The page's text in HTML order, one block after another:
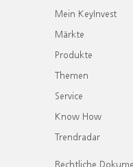
Mein KeyInvest
Märkte
Produkte
Themen
Service
Know How
Trendradar
Rechtliche